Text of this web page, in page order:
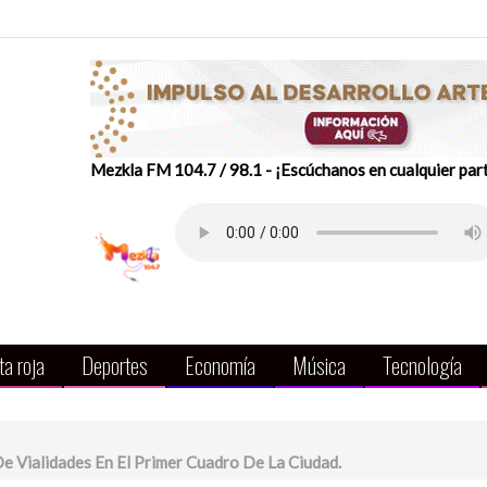
Mezkla FM 104.7 / 98.1 - ¡Escúchanos en cualquier
roja Deportes Economía Música Tecnología
Vialidades En El Primer Cuadro De La Ciudad.